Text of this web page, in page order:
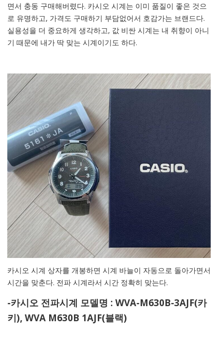
면서 충동 구매해버렸다. 카시오 시계는 이미 품질이 좋은 것으
로 유명하고, 가격도 구매하기 부담없어서 호감가는 브랜드다.
실용성을 더 중요하게 생각하고, 값 비싼 시계는 내 취향이 아니
기 때문에 내가 딱 맞는 시계이기도 하다.
카시오 시계 상자를 개봉하면 시계 바늘이 자동으로 돌아가면서
시간을 맞춘다. 전파 시계라서 시간 정확히 맞는다.
-카시오 전파시계 모델명 : WVA-M630B-3AJF(카
키), WVA M630B 1AJF(블랙)